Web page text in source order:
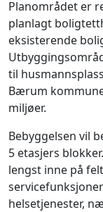
Planområdet er
planlagt
eksisterende
til
Bærum
miljøer.
Bebyggelsen vil
5 etasjers
lengst inne på
helsetjenester,